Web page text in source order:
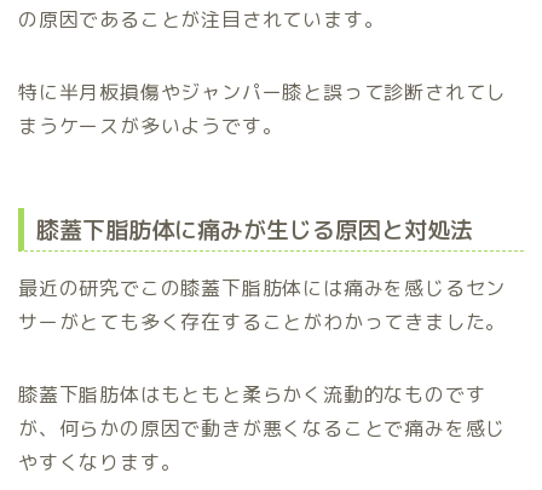
の原因であることが注目されています。
特に半月板損傷やジャンパー膝と誤って診断されてし
まうケースが多いようです。
膝蓋下脂肪体に痛みが生じる原因と対処法
最近の研究でこの膝蓋下脂肪体には痛みを感じるセン
サーがとても多く存在することがわかってきました。
膝蓋下脂肪体はもともと柔らかく流動的なものです
が、何らかの原因で動きが悪くなることで痛みを感じ
やすくなります。